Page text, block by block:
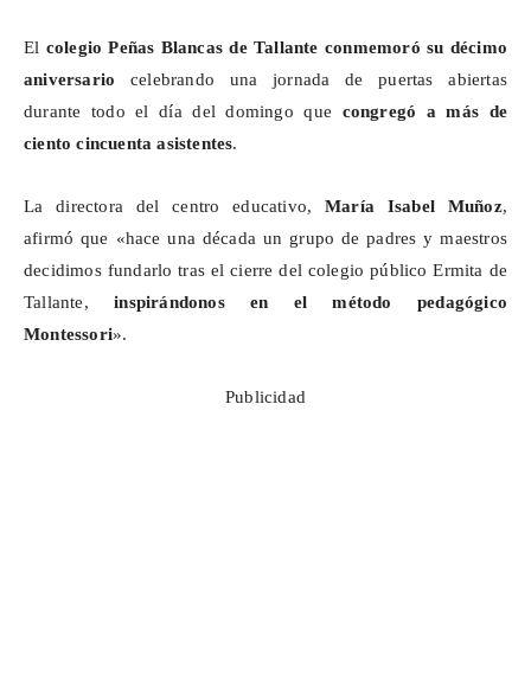
El colegio Peñas Blancas de Tallante conmemoró su décimo
aniversario celebrando una jornada de puertas abiertas
durante todo el día del domingo que congregó a más de
ciento cincuenta asistentes.
La directora del centro educativo, María Isabel Muñoz,
afirmó que «hace una década un grupo de padres y maestros
decidimos fundarlo tras el cierre del colegio público Ermita de
Tallante,inspirándonos en el método pedagógico
Montessori».
Publicidad